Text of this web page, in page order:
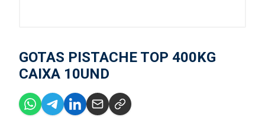
GOTAS PISTACHE TOP 400KG
CAIXA 10UND